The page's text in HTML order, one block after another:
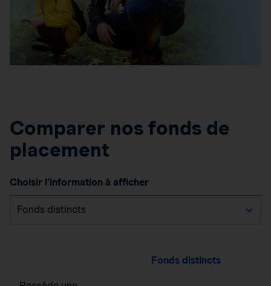
Comparer nos fonds de
placement
Choisir l'information à afficher
Fonds distincts